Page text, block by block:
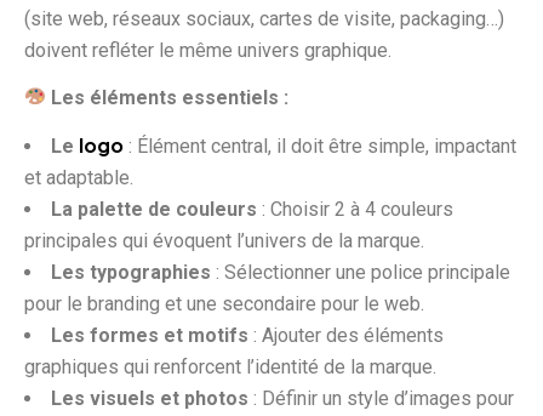
(site web, réseaux sociaux, cartes de visite, packaging…)
doivent refléter le même univers graphique.
Les éléments essentiels :
Le logo : Élément central, il doit être simple, impactant
et adaptable.
La palette de couleurs : Choisir 2 à 4 couleurs
principales qui évoquent l’univers de la marque.
Les typographies : Sélectionner une police principale
pour le branding et une secondaire pour le web.
Les formes et motifs : Ajouter des éléments
graphiques qui renforcent l’identité de la marque.
Les visuels et photos : Définir un style d’images pour